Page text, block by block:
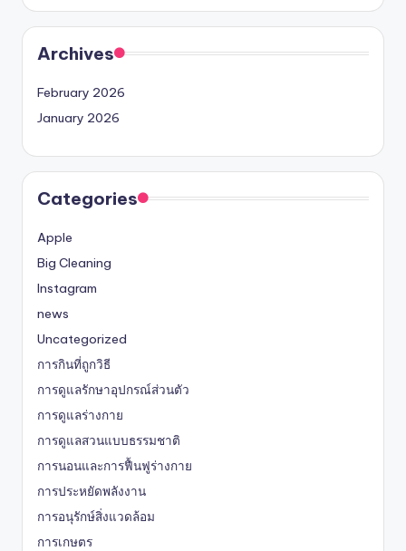
Archives
February 2026
January 2026
Categories
Apple
Big Cleaning
Instagram
news
Uncategorized
การกินที่ถูกวิธี
การดูแลรักษาอุปกรณ์ส่วนตัว
การดูแลร่างกาย
การดูแลสวนแบบธรรมชาติ
การนอนและการฟื้นฟูร่างกาย
การประหยัดพลังงาน
การอนุรักษ์สิ่งแวดล้อม
การเกษตร